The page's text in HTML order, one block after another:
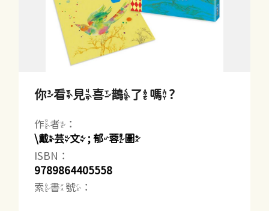
你看見喜鵲了嗎?
作者：
\戴芸文 ; 郁蓉圖
ISBN：
9789864405558
索書號：